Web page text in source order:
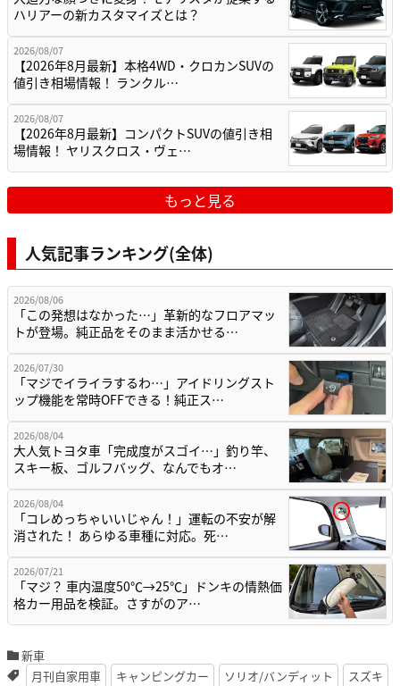
ハリアーの新カスタマイズとは？
2026/08/07
【2026年8月最新】本格4WD・クロカンSUVの
値引き相場情報！ ランクル…
2026/08/07
【2026年8月最新】コンパクトSUVの値引き相
場情報！ ヤリスクロス・ヴェ…
もっと見る
人気記事ランキング(全体)
2026/08/06
「この発想はなかった…」革新的なフロアマッ
トが登場。純正品をそのまま活かせる…
2026/07/30
「マジでイライラするわ…」アイドリングスト
ップ機能を常時OFFできる！純正ス…
2026/08/04
大人気トヨタ車「完成度がスゴイ…」釣り竿、
スキー板、ゴルフバッグ、なんでもオ…
2026/08/04
「コレめっちゃいいじゃん！」運転の不安が解
消された！ あらゆる車種に対応。死…
2026/07/21
「マジ？ 車内温度50℃→25℃」ドンキの情熱価
格カー用品を検証。さすがのア…
新車
月刊自家用車
キャンピングカー ソリオ/バンディット スズキ